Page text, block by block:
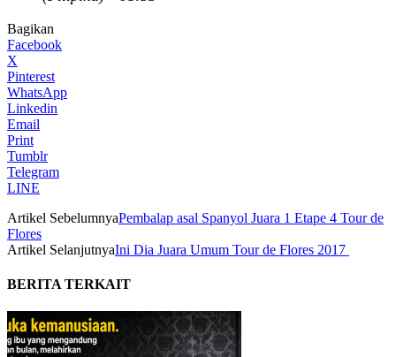
Bagikan
Facebook
X
Pinterest
WhatsApp
Linkedin
Email
Print
Tumblr
Telegram
LINE
Artikel SebelumnyaPembalap asal Spanyol Juara 1 Etape 4 Tour de
Flores
Artikel SelanjutnyaIni Dia Juara Umum Tour de Flores 2017
BERITA TERKAIT